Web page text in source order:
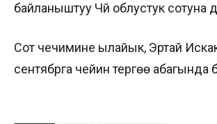
байланыштуу Чүй облустук сотуна
Сот чечимине ылайык, Эртай
сентябрга чейин тергөө абагында